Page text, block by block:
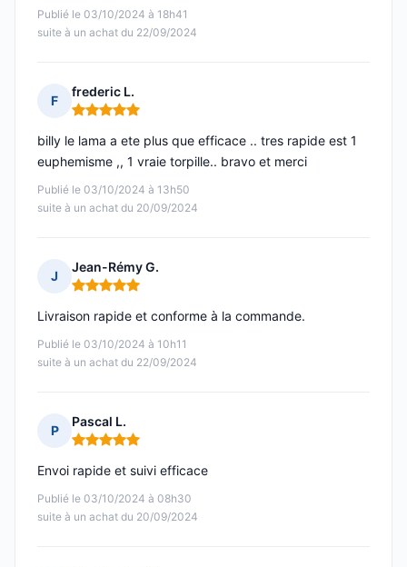
Publié le 03/10/2024 à 18h41
suite à un achat du 22/09/2024
F
frederic L.
Note : 5 sur 5
Publié le 03/10/2024 à 13h50
suite à un achat du 20/09/2024
billy le lama a ete plus que efficace .. tres rapide est 1
euphemisme ,, 1 vraie torpille.. bravo et merci
J
Jean-Rémy G.
Note : 5 sur 5
Publié le 03/10/2024 à 10h11
suite à un achat du 22/09/2024
Livraison rapide et conforme à la commande.
P
Pascal L.
Note : 5 sur 5
Publié le 03/10/2024 à 08h30
suite à un achat du 20/09/2024
Envoi rapide et suivi efficace